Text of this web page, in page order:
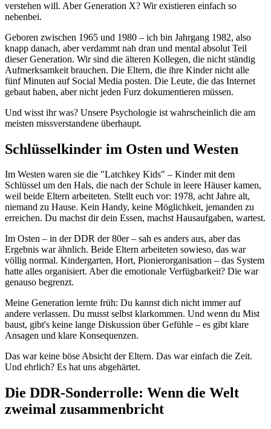
verstehen will. Aber Generation X? Wir existieren einfach so
nebenbei.
Geboren zwischen 1965 und 1980 – ich bin Jahrgang 1982, also
knapp danach, aber verdammt nah dran und mental absolut Teil
dieser Generation. Wir sind die älteren Kollegen, die nicht ständig
Aufmerksamkeit brauchen. Die Eltern, die ihre Kinder nicht alle
fünf Minuten auf Social Media posten. Die Leute, die das Internet
gebaut haben, aber nicht jeden Furz dokumentieren müssen.
Und wisst ihr was? Unsere Psychologie ist wahrscheinlich die am
meisten missverstandene überhaupt.
Schlüsselkinder im Osten und Westen
Im Westen waren sie die "Latchkey Kids" – Kinder mit dem
Schlüssel um den Hals, die nach der Schule in leere Häuser kamen,
weil beide Eltern arbeiteten. Stellt euch vor: 1978, acht Jahre alt,
niemand zu Hause. Kein Handy, keine Möglichkeit, jemanden zu
erreichen. Du machst dir dein Essen, machst Hausaufgaben, wartest.
Im Osten – in der DDR der 80er – sah es anders aus, aber das
Ergebnis war ähnlich. Beide Eltern arbeiteten sowieso, das war
völlig normal. Kindergarten, Hort, Pionierorganisation – das System
hatte alles organisiert. Aber die emotionale Verfügbarkeit? Die war
genauso begrenzt.
Meine Generation lernte früh: Du kannst dich nicht immer auf
andere verlassen. Du musst selbst klarkommen. Und wenn du Mist
baust, gibt's keine lange Diskussion über Gefühle – es gibt klare
Ansagen und klare Konsequenzen.
Das war keine böse Absicht der Eltern. Das war einfach die Zeit.
Und ehrlich? Es hat uns abgehärtet.
Die DDR-Sonderrolle: Wenn die Welt
zweimal zusammenbricht